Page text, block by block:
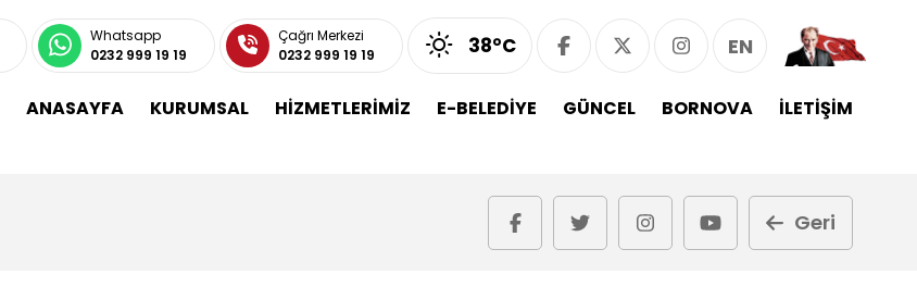
Whatsapp
0232 999 19 19
Çağrı Merkezi
0232 999 19 19
38°C EN
ANASAYFA KURUMSAL HİZMETLERİMİZ E-BELEDİYE GÜNCEL BORNOVA İLETİŞİM
Geri